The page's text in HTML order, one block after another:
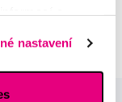
nastavení